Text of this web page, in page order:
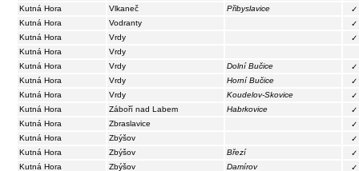
Kutná Hora
Vlkaneč Přibyslavice
✓
Kutná Hora
Vodranty
✓
Kutná Hora
Vrdy
✓
Kutná Hora
Vrdy
Kutná Hora
Vrdy Dolní Bučice
✓
Kutná Hora
Vrdy Horní Bučice
✓
Kutná Hora
Vrdy Koudelov-Skovice
✓
Kutná Hora
Záboří nad Labem Habrkovice
✓
Kutná Hora
Zbraslavice
✓
Kutná Hora
Zbýšov
✓
Kutná Hora
Zbýšov Březí
✓
Kutná Hora
Zbýšov Damírov
✓